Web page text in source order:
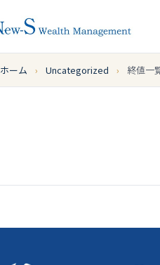
ホーム › Uncategorized › 終値一